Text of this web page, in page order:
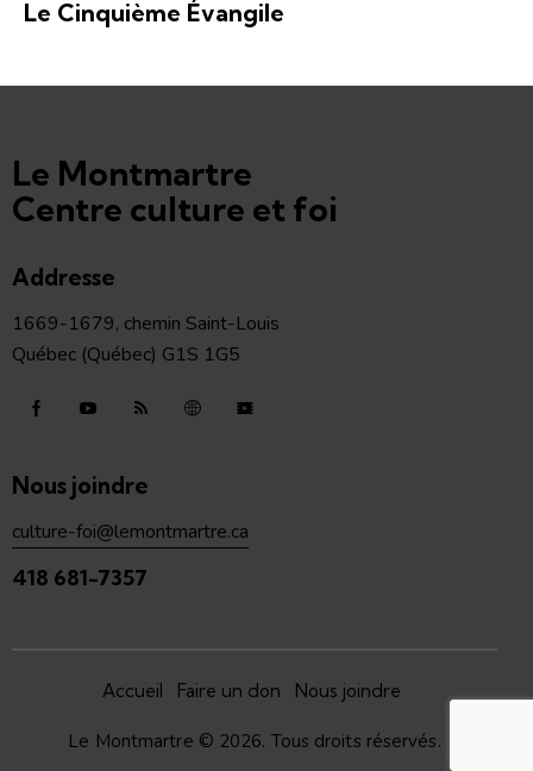
Le Cinquième Évangile
Le Montmartre
Centre culture et foi
Addresse
1669-1679, chemin Saint-Louis
Québec (Québec) G1S 1G5
Nous joindre
culture-foi@lemontmartre.ca
418 681-7357
Accueil Faire un don Nous joindre
Le Montmartre © 2026. Tous droits réservés.